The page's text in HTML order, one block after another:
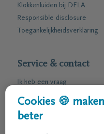
Klokkenluiden bij DELA
Responsible disclosure
Toegankelijkheidsverklaring
Service & contact
Ik heb een vraag
Ik wens een afspraak
Ik wens een brochure per
Cookies 🍪
beter